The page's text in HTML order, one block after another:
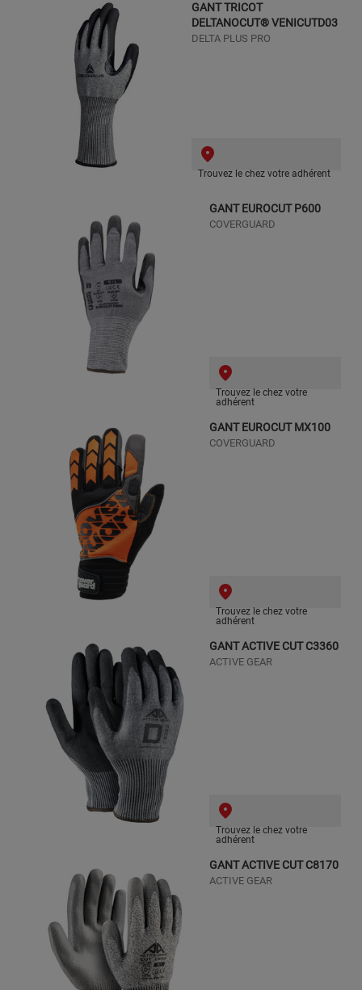
GANT TRICOT
DELTANOCUT® VENICUTD03
DELTA PLUS PRO
Trouvez le chez votre adhérent
GANT EUROCUT P600
COVERGUARD
Trouvez le chez votre
adhérent
GANT EUROCUT MX100
COVERGUARD
Trouvez le chez votre
adhérent
GANT ACTIVE CUT C3360
ACTIVE GEAR
Trouvez le chez votre
adhérent
GANT ACTIVE CUT C8170
ACTIVE GEAR